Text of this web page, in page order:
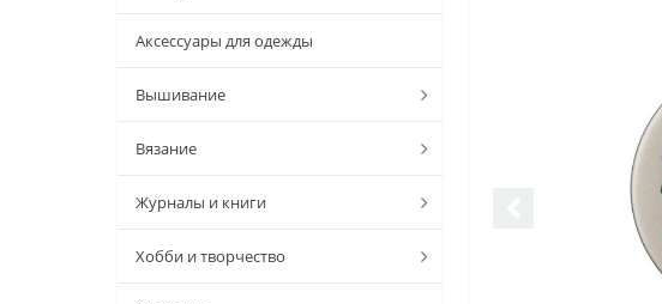
Аксессуары для одежды
Вышивание
Вязание
Журналы и книги
Хобби и творчество